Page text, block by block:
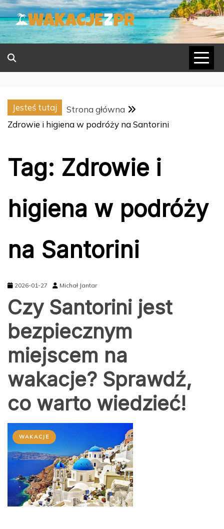
Skip
to
content
Jesteś tutaj
Strona główna
Zdrowie i higiena w podróży na Santorini
Tag: Zdrowie i
higiena w podróży
na Santorini
2026-01-27 Michał Jantar
Czy Santorini jest
bezpiecznym
miejscem na
wakacje? Sprawdź,
co warto wiedzieć!
WAKACJE